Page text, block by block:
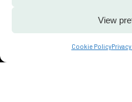
View
Cookie Policy